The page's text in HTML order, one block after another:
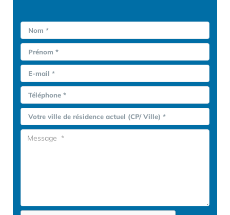
Nom *
Prénom *
E-mail *
Téléphone *
Votre ville de résidence actuel (CP/ Ville) *